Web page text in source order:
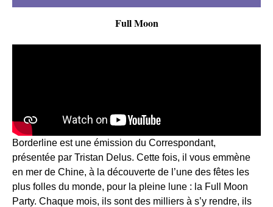
Full Moon
Borderline est une émission du Correspondant,
présentée par Tristan Delus. Cette fois, il vous emmène
en mer de Chine, à la découverte de l’une des fêtes les
plus folles du monde, pour la pleine lune : la Full Moon
Party. Chaque mois, ils sont des milliers à s’y rendre, ils